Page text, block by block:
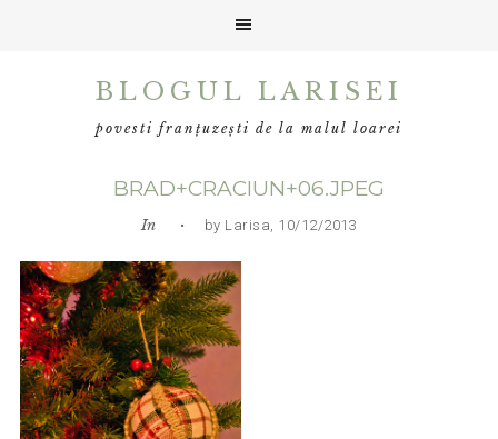
BLOGUL LARISEI
povesti franțuzești de la malul loarei
BRAD+CRACIUN+06.JPEG
In • by Larisa, 10/12/2013